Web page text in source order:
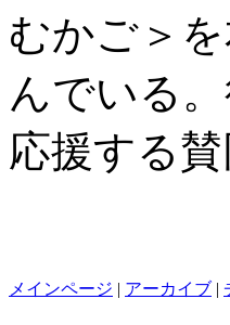
むかご＞
んでいる
応援する
メインページ | アーカイブ |